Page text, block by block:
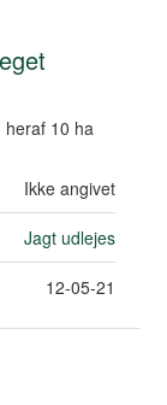
10 ha
Ikke angivet
Jagt udlejes
12-05-21